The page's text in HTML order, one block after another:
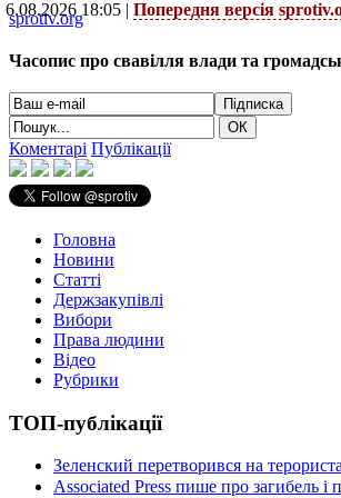
6.08.2026 18:05 | Попередня версія
sprotiv.org
Часопис про свавілля влади та
Коментарі Публікації
Головна
Новини
Статті
Держзакупівлі
Вибори
Права людини
Відео
Рубрики
ТОП-публікації
Зеленский перетворився на
Associated Press пише про загибель і